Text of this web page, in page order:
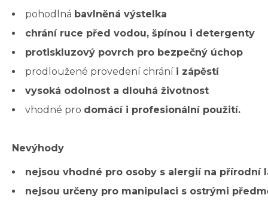
pohodlná bavlněná výstelka
chrání ruce před vodou, špínou i detergenty
protiskluzový povrch pro bezpečný úchop
prodloužené provedení chrání i zápěstí
vysoká odolnost a dlouhá životnost
vhodné pro domácí i profesionální použití.
Nevýhody
nejsou vhodné pro osoby s alergií na přírodní
nejsou určeny pro manipulaci s ostrými